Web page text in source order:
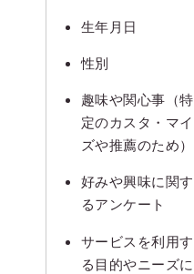
生年月日
性別
趣味や関心事（特
定のカスタ・マイ
ズや推薦のため）
好みや興味に関す
るアンケート
サービスを利用す
る目的やニーズに